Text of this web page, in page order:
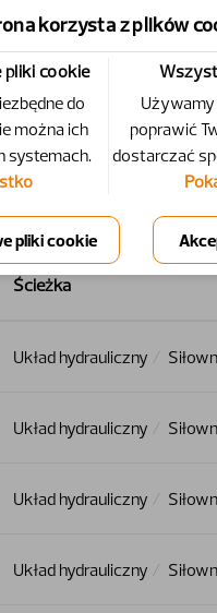
31.5
Ścieżka
Układ hydrauliczny
Układ hydrauliczny
Układ hydrauliczny
Układ hydrauliczny
korzysta z plików
pliki cookie
do
można ich
systemach.
poprawić
dostarczać